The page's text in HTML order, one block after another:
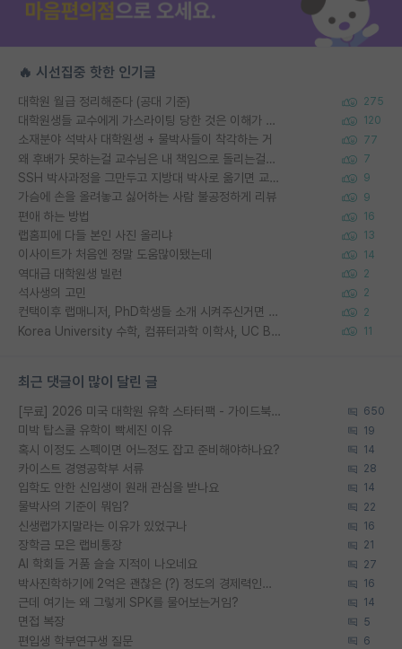
🔥 시선집중 핫한 인기글
대학원 월급 정리해준다 (공대 기준) 275
대학원생들 교수에게 가스라이팅 당한 것은 이해가 갑니다. 안타깝네요. 120
소재분야 석박사 대학원생 + 물박사들이 착각하는 거 77
왜 후배가 못하는걸 교수님은 내 책임으로 돌리는걸까요? 7
SSH 박사과정을 그만두고 지방대 박사로 옮기면 교수의 꿈은 끝일까요? 9
가슴에 손을 올려놓고 싫어하는 사람 불공정하게 리뷰 9
편애 하는 방법 16
랩홈피에 다들 본인 사진 올리냐 13
이사이트가 처음엔 정말 도움많이됐는데 14
역대급 대학원생 빌런 2
석사생의 고민 2
컨택이후 랩매니저, PhD학생들 소개 시켜주신거면 거의 컨펌에 가깝나요? 2
Korea University 수학, 컴퓨터과학 이학사, UC Berkeley 산업공학 대학원 공학박사가 되는 것은 쉽지 않겠죠? 11
최근 댓글이 많이 달린 글
[무료] 2026 미국 대학원 유학 스타터팩 - 가이드북 & 합격자 컨택메일 템플릿 650
미박 탑스쿨 유학이 빡세진 이유 19
혹시 이정도 스펙이면 어느정도 잡고 준비해야하나요? 14
카이스트 경영공학부 서류 28
입학도 안한 신입생이 원래 관심을 받나요 14
물박사의 기준이 뭐임? 22
신생랩가지말라는 이유가 있었구나 16
장학금 모은 랩비통장 21
AI 학회들 거품 슬슬 지적이 나오네요 27
박사진학하기에 2억은 괜찮은 (?) 정도의 경제력인가요 16
근데 여기는 왜 그렇게 SPK를 물어보는거임? 14
면접 복장 5
편입생 학부연구생 질문 6